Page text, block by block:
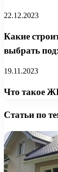
22.12.2023
Какие
выбрать
19.11.2023
Что такое
Статьи по